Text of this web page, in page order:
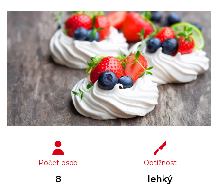
Počet osob
8
Obtížnost
lehký